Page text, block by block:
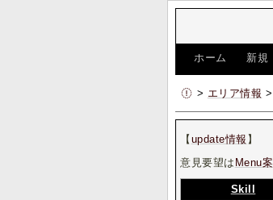
ホーム 新規
> エリア情報 >
【update情報 】
意見要望は Menu案
Skill